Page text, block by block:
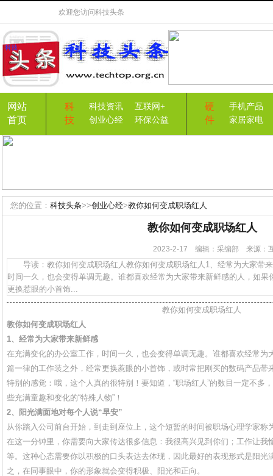
欢迎您访问科技头条
网站
首页
科
技
科技资讯
互联网+
创业心经
环保公益
硬
件
手机产品
家居家电
您的位置： 科技头条>>创业心经>教你如何变成职场红人
教你如何变成职场红人
2023-2-17 编辑：采编部 来源
导读：教你如何变成职场红人教你如何变成职场红人1、经常为大家带
时间一久，也会变得单调无趣。谁都喜欢经常为大家带来新鲜感的人，如
更换惹眼的小首饰...
教你如何变成职场红人
教你如何变成职场红人
1、经常为大家带来新鲜感
在充满变化的办公室工作，时间一久，也会变得单调无趣。谁都喜欢经常为
篇一律的工作装之外，经常更换惹眼的小首饰，或时常把刚买的数码产品带
特别的感觉：哦，这个人真的很特别！要知道，“职场红人”的数目一定不多
些充满童趣和变化的“特殊人物”！
2、阳光满面地对每个人说“早安”
从你踏入公司前台开始，到走到座位上，这个短暂的时间被职场心理学家称
在这一分钟里，你需要向大家传达很多信息：我很高兴见到你们；工作让我
等。这种心态需要你以积极的口头表达去体现，因此最好的表现形式是阳光
之，在同事眼中，你的形象就会变得积极、阳光和正向。